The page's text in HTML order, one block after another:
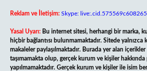
Reklam ve İletişim: Skype:
Yasal Uyarı: Bu internet sitesi, herhangi bir marka,
hiçbir bağlantısı bulunmamaktadır. Sitede yalnızca
makaleler paylaşılmaktadır. Burada yer alan
taşımamakta olup, gerçek kurum ve kişiler hakkında
yapılmamaktadır. Gerçek kurum ve kişiler ile isim